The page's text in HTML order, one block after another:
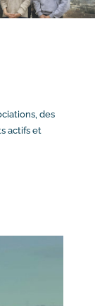
des
actifs et